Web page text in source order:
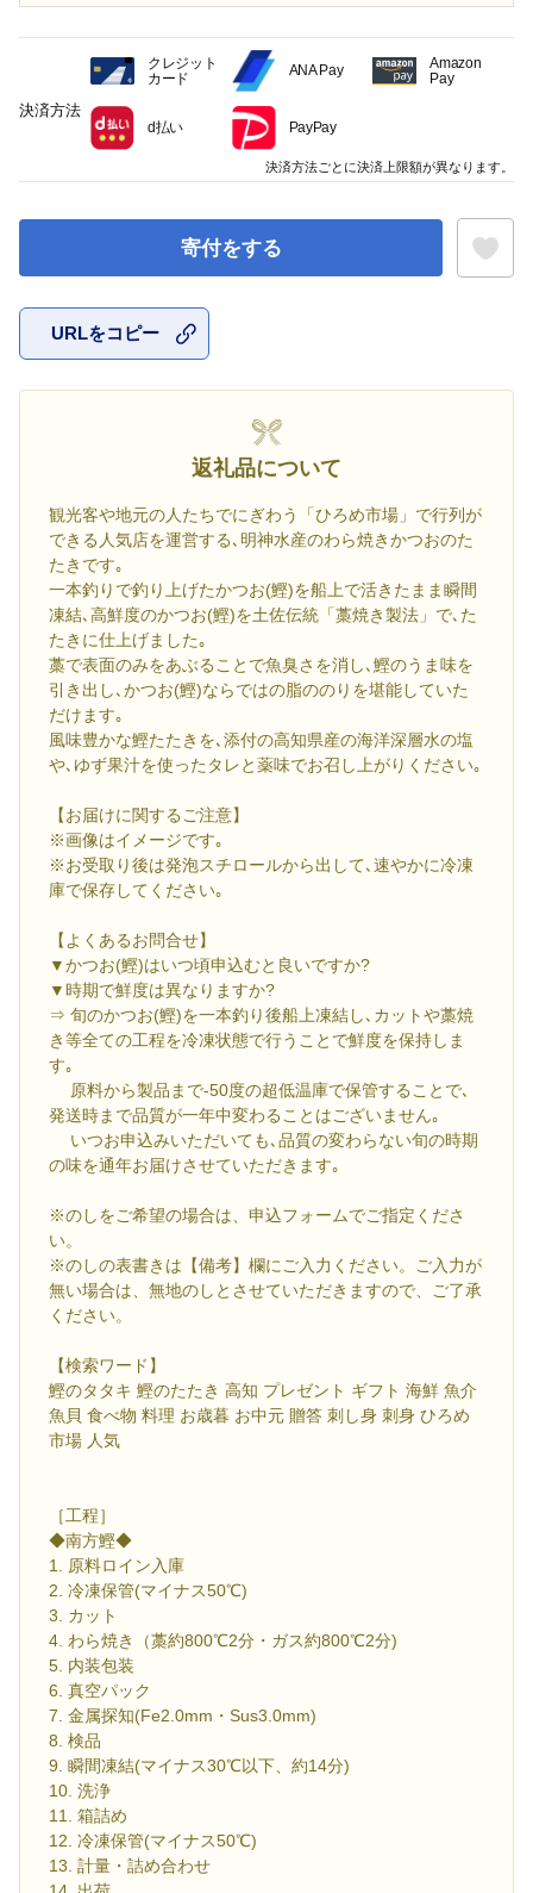
寄付をする
URLをコピー
返礼品について
観光客や地元の人たちでにぎわう「ひろめ市場」で行列が
できる人気店を運営する､明神水産のわら焼きかつおのた
たきです｡
一本釣りで釣り上げたかつお(鰹)を船上で活きたまま瞬間
凍結､高鮮度のかつお(鰹)を土佐伝統「藁焼き製法」で､た
たきに仕上げました｡
藁で表面のみをあぶることで魚臭さを消し､鰹のうま味を
引き出し､かつお(鰹)ならではの脂ののりを堪能していた
だけます｡
風味豊かな鰹たたきを､添付の高知県産の海洋深層水の塩
や､ゆず果汁を使ったタレと薬味でお召し上がりください｡
【お届けに関するご注意】
※画像はイメージです｡
※お受取り後は発泡スチロールから出して､速やかに冷凍
庫で保存してください｡
【よくあるお問合せ】
▼かつお(鰹)はいつ頃申込むと良いですか?
▼時期で鮮度は異なりますか?
⇒ 旬のかつお(鰹)を一本釣り後船上凍結し､カットや藁焼
き等全ての工程を冷凍状態で行うことで鮮度を保持しま
す｡
原料から製品まで-50度の超低温庫で保管することで､
発送時まで品質が一年中変わることはございません｡
いつお申込みいただいても､品質の変わらない旬の時期
の味を通年お届けさせていただきます｡
※のしをご希望の場合は、申込フォームでご指定くださ
い。
※のしの表書きは【備考】欄にご入力ください。ご入力が
無い場合は、無地のしとさせていただきますので、ご了承
ください。
【検索ワード】
鰹のタタキ 鰹のたたき 高知 プレゼント ギフト 海鮮 魚介
魚貝 食べ物 料理 お歳暮 お中元 贈答 刺し身 刺身 ひろめ
市場 人気
［工程］
◆南方鰹◆
1. 原料ロイン入庫
2. 冷凍保管(マイナス50℃)
3. カット
4. わら焼き（藁約800℃2分・ガス約800℃2分)
5. 内装包装
6. 真空パック
7. 金属探知(Fe2.0mm・Sus3.0mm)
8. 検品
9. 瞬間凍結(マイナス30℃以下、約14分)
10. 洗浄
11. 箱詰め
12. 冷凍保管(マイナス50℃)
13. 計量・詰め合わせ
決済方法
クレジット
カード
ANA Pay
Amazon
Pay
d払い PayPay
決済方法ごとに決済上限額が異なります。